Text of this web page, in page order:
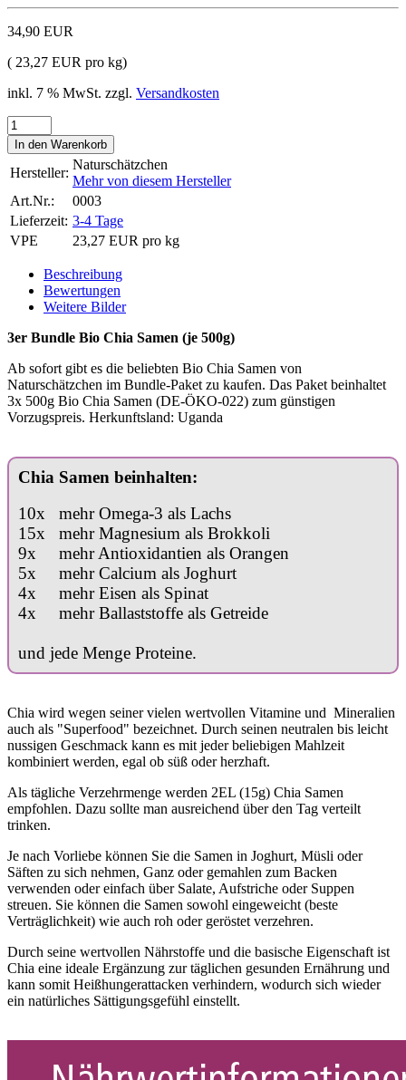
34,90 EUR
( 23,27 EUR pro kg)
inkl. 7 % MwSt. zzgl. Versandkosten
Hersteller:
Naturschätzchen
Mehr von diesem Hersteller
Art.Nr.:
0003
Lieferzeit: 3-4 Tage
VPE
23,27 EUR pro kg
Beschreibung
Bewertungen
Weitere Bilder
3er Bundle Bio Chia Samen (je 500g)
Ab sofort gibt es die beliebten Bio Chia Samen von
Naturschätzchen im Bundle-Paket zu kaufen. Das Paket beinhaltet
3x 500g Bio Chia Samen (DE-ÖKO-022) zum günstigen
Vorzugspreis. Herkunftsland: Uganda
Chia Samen beinhalten:
10x mehr Omega-3 als Lachs
15x mehr Magnesium als Brokkoli
9x mehr Antioxidantien als Orangen
5x mehr Calcium als Joghurt
4x mehr Eisen als Spinat
4x mehr Ballaststoffe als Getreide
und jede Menge Proteine.
Chia wird wegen seiner vielen wertvollen Vitamine und Mineralien
auch als "Superfood" bezeichnet. Durch seinen neutralen bis leicht
nussigen Geschmack kann es mit jeder beliebigen Mahlzeit
kombiniert werden, egal ob süß oder herzhaft.
Als tägliche Verzehrmenge werden 2EL (15g) Chia Samen
empfohlen. Dazu sollte man ausreichend über den Tag verteilt
trinken.
Je nach Vorliebe können Sie die Samen in Joghurt, Müsli oder
Säften zu sich nehmen, Ganz oder gemahlen zum Backen
verwenden oder einfach über Salate, Aufstriche oder Suppen
streuen. Sie können die Samen sowohl eingeweicht (beste
Verträglichkeit) wie auch roh oder geröstet verzehren.
Durch seine wertvollen Nährstoffe und die basische Eigenschaft ist
Chia eine ideale Ergänzung zur täglichen gesunden Ernährung und
kann somit Heißhungerattacken verhindern, wodurch sich wieder
ein natürliches Sättigungsgefühl einstellt.